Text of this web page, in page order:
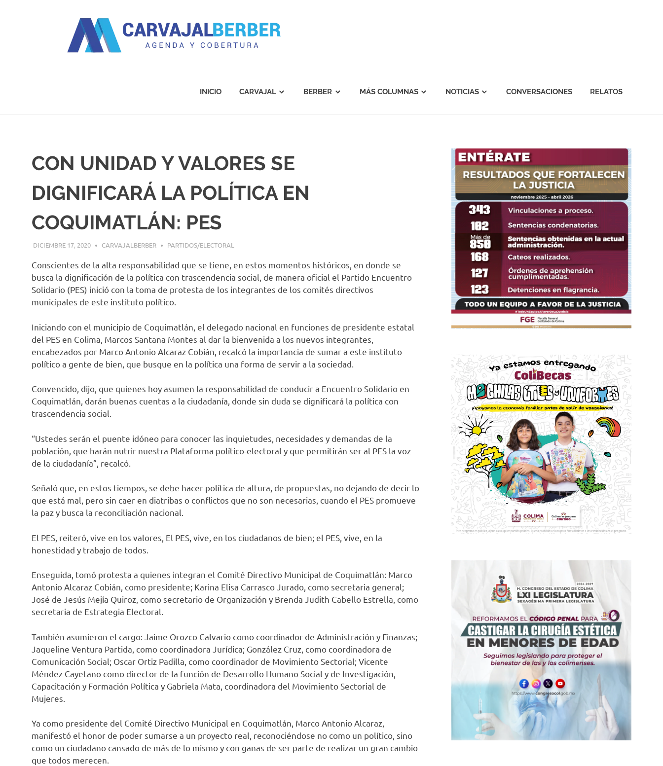
INICIO CARVAJAL BERBER MÁS COLUMNAS NOTICIAS CONVERSACIONES RELATOS
CON UNIDAD Y VALORES SE
DIGNIFICARÁ LA POLÍTICA EN
COQUIMATLÁN: PES
DICIEMBRE 17, 2020 CARVAJALBERBER PARTIDOS/ELECTORAL
Conscientes de la alta responsabilidad que se tiene, en estos momentos históricos, en donde se
busca la dignificación de la política con trascendencia social, de manera oficial el Partido Encuentro
Solidario (PES) inició con la toma de protesta de los integrantes de los comités directivos
municipales de este instituto político.
Iniciando con el municipio de Coquimatlán, el delegado nacional en funciones de presidente estatal
del PES en Colima, Marcos Santana Montes al dar la bienvenida a los nuevos integrantes,
encabezados por Marco Antonio Alcaraz Cobián, recalcó la importancia de sumar a este instituto
político a gente de bien, que busque en la política una forma de servir a la sociedad.
Convencido, dijo, que quienes hoy asumen la responsabilidad de conducir a Encuentro Solidario en
Coquimatlán, darán buenas cuentas a la ciudadanía, donde sin duda se dignificará la política con
trascendencia social.
“Ustedes serán el puente idóneo para conocer las inquietudes, necesidades y demandas de la
población, que harán nutrir nuestra Plataforma político-electoral y que permitirán ser al PES la voz
de la ciudadanía”, recalcó.
Señaló que, en estos tiempos, se debe hacer política de altura, de propuestas, no dejando de decir lo
que está mal, pero sin caer en diatribas o conflictos que no son necesarias, cuando el PES promueve
la paz y busca la reconciliación nacional.
El PES, reiteró, vive en los valores, El PES, vive, en los ciudadanos de bien; el PES, vive, en la
honestidad y trabajo de todos.
Enseguida, tomó protesta a quienes integran el Comité Directivo Municipal de Coquimatlán: Marco
Antonio Alcaraz Cobián, como presidente; Karina Elisa Carrasco Jurado, como secretaria general;
José de Jesús Mejía Quiroz, como secretario de Organización y Brenda Judith Cabello Estrella, como
secretaria de Estrategia Electoral.
También asumieron el cargo: Jaime Orozco Calvario como coordinador de Administración y Finanzas;
Jaqueline Ventura Partida, como coordinadora Jurídica; González Cruz, como coordinadora de
Comunicación Social; Oscar Ortiz Padilla, como coordinador de Movimiento Sectorial; Vicente
Méndez Cayetano como director de la función de Desarrollo Humano Social y de Investigación,
Capacitación y Formación Política y Gabriela Mata, coordinadora del Movimiento Sectorial de
Mujeres.
Ya como presidente del Comité Directivo Municipal en Coquimatlán, Marco Antonio Alcaraz,
manifestó el honor de poder sumarse a un proyecto real, reconociéndose no como un político, sino
como un ciudadano cansado de más de lo mismo y con ganas de ser parte de realizar un gran cambio
que todos merecen.